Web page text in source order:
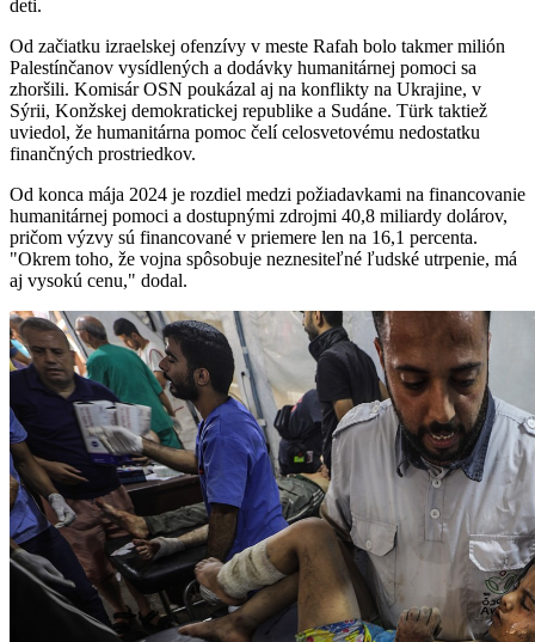
deti.
Od začiatku izraelskej ofenzívy v meste Rafah bolo takmer milión
Palestínčanov vysídlených a dodávky humanitárnej pomoci sa
zhoršili. Komisár OSN poukázal aj na konflikty na Ukrajine, v
Sýrii, Konžskej demokratickej republike a Sudáne. Türk taktiež
uviedol, že humanitárna pomoc čelí celosvetovému nedostatku
finančných prostriedkov.
Od konca mája 2024 je rozdiel medzi požiadavkami na financovanie
humanitárnej pomoci a dostupnými zdrojmi 40,8 miliardy dolárov,
pričom výzvy sú financované v priemere len na 16,1 percenta.
"Okrem toho, že vojna spôsobuje neznesiteľné ľudské utrpenie, má
aj vysokú cenu," dodal.